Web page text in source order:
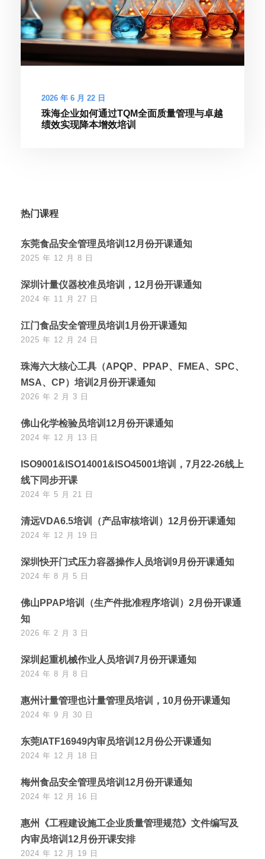
2026 年 6 月 22 日
珠海企业如何通过TQM全面质量管理与卓越
绩效实现降本增效培训
热门课程
东莞食品安全管理员培训12月份开课通知
2025 年 12 月 8 日
深圳计量仪器校准员培训，12月份开课通知
2024 年 11 月 27 日
江门食品安全管理员培训1月份开课通知
2025 年 12 月 24 日
珠海六大核心工具（APQP、PPAP、FMEA、SPC、
MSA、CP）培训2月份开课通知
2026 年 2 月 3 日
佛山化学检验员培训12月份开课通知
2024 年 12 月 13 日
ISO9001&ISO14001&ISO45001培训，7月22-26线上
线下同步开课
2024 年 5 月 21 日
清远VDA6.5培训（产品审核培训）12月份开课通知
2024 年 12 月 19 日
深圳快开门式压力容器操作人员培训9月份开课通知
2024 年 8 月 5 日
佛山PPAP培训（生产件批准程序培训）2月份开课通
知
2026 年 2 月 3 日
深圳起重机械作业人员培训7月份开课通知
2024 年 8 月 8 日
惠州计量管理也计量管理员培训，10月份开课通知
2024 年 9 月 30 日
东莞IATF16949内审员培训12月份公开课通知
2024 年 12 月 18 日
梅州食品安全管理员培训12月份开课通知
2024 年 12 月 16 日
惠州《工程建设施工企业质量管理规范》文件编写及
内审员培训12月份开课安排
2024 年 12 月 19 日